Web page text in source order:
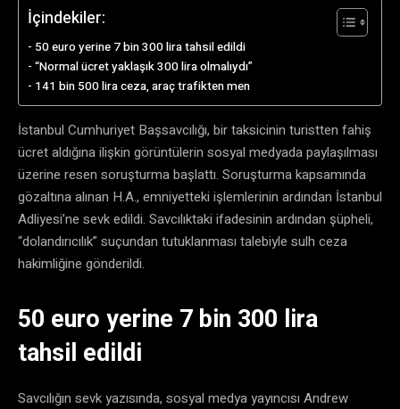
İçindekiler:
50 euro yerine 7 bin 300 lira tahsil edildi
“Normal ücret yaklaşık 300 lira olmalıydı”
141 bin 500 lira ceza, araç trafikten men
İstanbul Cumhuriyet Başsavcılığı, bir taksicinin turistten fahiş
ücret aldığına ilişkin görüntülerin sosyal medyada paylaşılması
üzerine resen soruşturma başlattı. Soruşturma kapsamında
gözaltına alınan H.A., emniyetteki işlemlerinin ardından İstanbul
Adliyesi’ne sevk edildi. Savcılıktaki ifadesinin ardından şüpheli,
“dolandırıcılık” suçundan tutuklanması talebiyle sulh ceza
hakimliğine gönderildi.
50 euro yerine 7 bin 300 lira
tahsil edildi
Savcılığın sevk yazısında, sosyal medya yayıncısı Andrew